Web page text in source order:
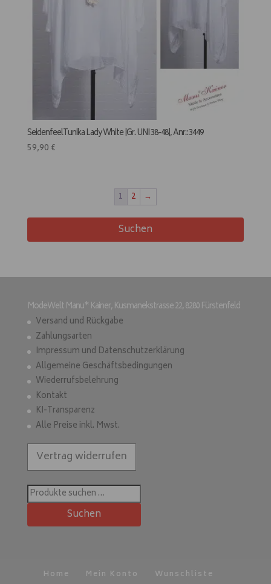
SeidenfeelTunika Lady White |Gr. UNI 38-48|, Anr.: 3449
59,90 €
1 2 →
Suchen
ModeWelt Manu* Kainer, Kusmanekstrasse 22, 8280 Fürstenfeld
Versand und Rückgabe
Zahlungsarten
Impressum und Datenschutzerklärung
Allgemeine Geschäftsbedingungen
Wiederrufsbelehrung
Kontakt
KI-Transparenz
Alle Preise inkl. Mwst.
Vertrag widerrufen
Suchen
nach:
Suchen
Home Mein Konto
Wunschliste